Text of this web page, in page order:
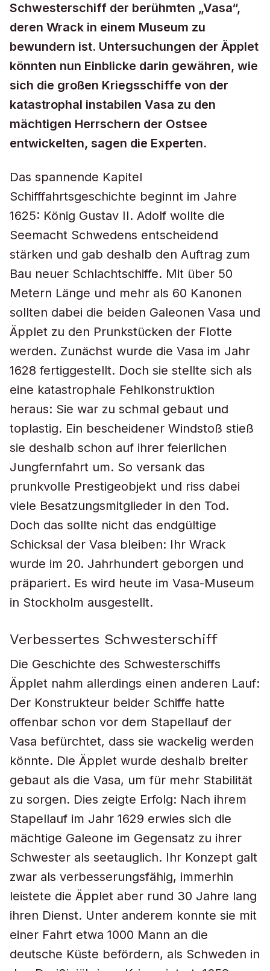
Schwesterschiff der berühmten „Vasa“,
deren Wrack in einem Museum zu
bewundern ist. Untersuchungen der Äpplet
könnten nun Einblicke darin gewähren, wie
sich die großen Kriegsschiffe von der
katastrophal instabilen Vasa zu den
mächtigen Herrschern der Ostsee
entwickelten, sagen die Experten.
Das spannende Kapitel
Schifffahrtsgeschichte beginnt im Jahre
1625: König Gustav II. Adolf wollte die
Seemacht Schwedens entscheidend
stärken und gab deshalb den Auftrag zum
Bau neuer Schlachtschiffe. Mit über 50
Metern Länge und mehr als 60 Kanonen
sollten dabei die beiden Galeonen Vasa und
Äpplet zu den Prunkstücken der Flotte
werden. Zunächst wurde die Vasa im Jahr
1628 fertiggestellt. Doch sie stellte sich als
eine katastrophale Fehlkonstruktion
heraus: Sie war zu schmal gebaut und
toplastig. Ein bescheidener Windstoß stieß
sie deshalb schon auf ihrer feierlichen
Jungfernfahrt um. So versank das
prunkvolle Prestigeobjekt und riss dabei
viele Besatzungsmitglieder in den Tod.
Doch das sollte nicht das endgültige
Schicksal der Vasa bleiben: Ihr Wrack
wurde im 20. Jahrhundert geborgen und
präpariert. Es wird heute im Vasa-Museum
in Stockholm ausgestellt.
Verbessertes Schwesterschiff
Die Geschichte des Schwesterschiffs
Äpplet nahm allerdings einen anderen Lauf:
Der Konstrukteur beider Schiffe hatte
offenbar schon vor dem Stapellauf der
Vasa befürchtet, dass sie wackelig werden
könnte. Die Äpplet wurde deshalb breiter
gebaut als die Vasa, um für mehr Stabilität
zu sorgen. Dies zeigte Erfolg: Nach ihrem
Stapellauf im Jahr 1629 erwies sich die
mächtige Galeone im Gegensatz zu ihrer
Schwester als seetauglich. Ihr Konzept galt
zwar als verbesserungsfähig, immerhin
leistete die Äpplet aber rund 30 Jahre lang
ihren Dienst. Unter anderem konnte sie mit
einer Fahrt etwa 1000 Mann an die
deutsche Küste befördern, als Schweden in